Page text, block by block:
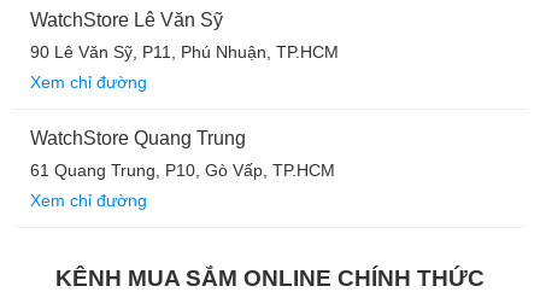
WatchStore Lê Văn Sỹ
90 Lê Văn Sỹ, P11, Phú Nhuận, TP.HCM
Xem chỉ đường
WatchStore Quang Trung
61 Quang Trung, P10, Gò Vấp, TP.HCM
Xem chỉ đường
KÊNH MUA SẮM ONLINE CHÍNH THỨC